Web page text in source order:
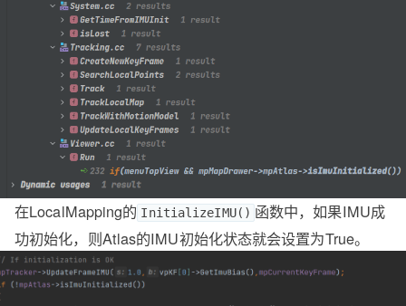
在LocalMapping的 InitializeIMU() 函数中，如果IMU成
功初始化，则Atlas的IMU初始化状态就会设置为True。